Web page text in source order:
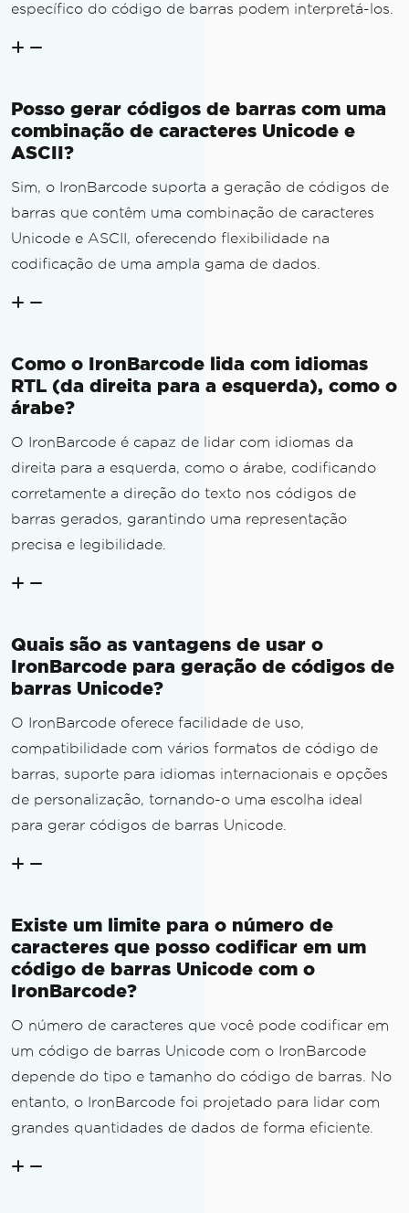
específico do código de barras podem interpretá-los.
Posso gerar códigos de barras com uma
combinação de caracteres Unicode e
ASCII?
Sim, o IronBarcode suporta a geração de códigos de
barras que contêm uma combinação de caracteres
Unicode e ASCII, oferecendo flexibilidade na
codificação de uma ampla gama de dados.
Como o IronBarcode lida com idiomas
RTL (da direita para a esquerda), como o
árabe?
O IronBarcode é capaz de lidar com idiomas da
direita para a esquerda, como o árabe, codificando
corretamente a direção do texto nos códigos de
barras gerados, garantindo uma representação
precisa e legibilidade.
Quais são as vantagens de usar o
IronBarcode para geração de códigos de
barras Unicode?
O IronBarcode oferece facilidade de uso,
compatibilidade com vários formatos de código de
barras, suporte para idiomas internacionais e opções
de personalização, tornando-o uma escolha ideal
para gerar códigos de barras Unicode.
Existe um limite para o número de
caracteres que posso codificar em um
código de barras Unicode com o
IronBarcode?
O número de caracteres que você pode codificar em
um código de barras Unicode com o IronBarcode
depende do tipo e tamanho do código de barras. No
entanto, o IronBarcode foi projetado para lidar com
grandes quantidades de dados de forma eficiente.